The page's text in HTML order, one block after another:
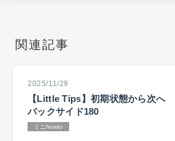
関連記事
2025/11/29
【Little Tips】初期状態から次へ
バックサイド180
ミニhowto